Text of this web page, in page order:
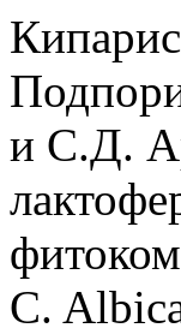
и С.Д.
C.